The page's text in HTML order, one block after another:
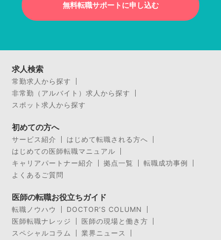
無料転職サポートに申し込む
求人検索
常勤求人から探す
非常勤（アルバイト）求人から探す
スポット求人から探す
初めての方へ
サービス紹介
はじめて転職される方へ
はじめての医師転職マニュアル
キャリアパートナー紹介
拠点一覧
転職成功事例
よくあるご質問
医師の転職お役立ちガイド
転職ノウハウ
DOCTOR’S COLUMN
医師転職ナレッジ
医師の現場と働き方
スペシャルコラム
業界ニュース